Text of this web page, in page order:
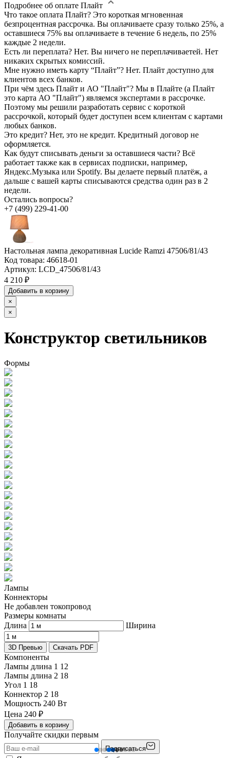
Подробнее об оплате Плайт
Что такое оплата Плайт? Это короткая мгновенная
безпроцентная рассрочка. Вы оплачиваете сразу только 25%, а
оставшиеся 75% вы оплачиваете в течение 6 недель, по 25%
каждые 2 недели.
Есть ли переплата? Нет. Вы ничего не переплачиваетей. Нет
никаких скрытых комиссий.
Мне нужно иметь карту “Плайт”? Нет. Плайт доступно для
клиентов всех банков.
При чём здесь Плайт и АО "Плайт"? Мы в Плайте (а Плайт
это карта АО "Плайт") являемся экспертами в рассрочке.
Поэтому мы решили разработать сервис с короткой
рассрочкой, который будет доступен всем клиентам с картами
любых банков.
Это кредит? Нет, это не кредит. Кредитный договор не
оформляется.
Как будут списывать деньги за оставшиеся части? Всё
работает также как в сервисах подписки, например,
Яндекс.Музыка или Spotify. Вы делаете первый платёж, а
дальше с вашей карты списываются средства один раз в 2
недели.
Остались вопросы?
+7 (499) 229-41-00
Настольная лампа декоративная Lucide Ramzi 47506/81/43
Код товара: 46618-01
Артикул: LCD_47506/81/43
4 210 ₽
Добавить в корзину
×
×
Конструктор светильников
Формы
Лампы
Коннекторы
Не добавлен токопровод
Размеры комнаты
Длина
Ширина
3D Превью Скачать PDF
Компоненты
Лампы длина 1 12
Лампы длина 2 18
Угол 1 18
Коннектор 2 18
Мощность 240 Вт
Цена 240 ₽
Добавить в корзину
Получайте скидки первым
Подписаться